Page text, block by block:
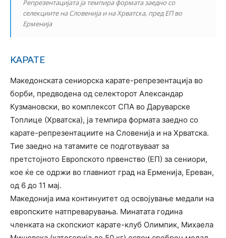
Репрезентацијата ја темпира формата заедно со
селекциите на Словенија и на Хрватска, пред ЕП во
Ерменија
КАРАТЕ
Македонската сениорска карате-репрезентација во
борби, предводена од селекторот Александар
Кузмановски, во комплексот СПА во Даруварске
Топлице (Хрватска), ја темпира формата заедно со
карате-репрезентациите на Словенија и на Хрватска.
Тие заедно на татамите се подготвуваат за
претстојното Европското првенство (ЕП) за сениори,
кое ќе се одржи во главниот град на Ерменија, Ереван,
од 6 до 11 мај.
Македонија има континуитет од освојување медали на
европските натпреварувања. Минатата година
членката на скопскиот карате-клуб Олимпик, Михаела